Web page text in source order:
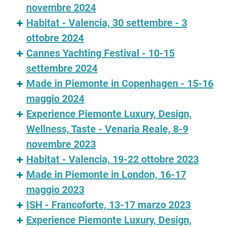
novembre 2024
Habitat - Valencia, 30 settembre - 3
ottobre 2024
Cannes Yachting Festival - 10-15
settembre 2024
Made in Piemonte in Copenhagen - 15-16
maggio 2024
Experience Piemonte Luxury, Design,
Wellness, Taste - Venaria Reale, 8-9
novembre 2023
Habitat - Valencia, 19-22 ottobre 2023
Made in Piemonte in London, 16-17
maggio 2023
ISH - Francoforte, 13-17 marzo 2023
Experience Piemonte Luxury, Design,